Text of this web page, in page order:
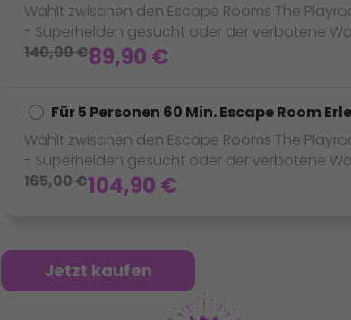
Wählt zwischen den Escape Rooms The
- Superhelden gesucht oder der verbotene
140,00€89,90 €
Für 5 Personen 60 Min. Escape Room
Wählt zwischen den Escape Rooms The
- Superhelden gesucht oder der verbotene
165,00€104,90 €
Jetzt kaufen